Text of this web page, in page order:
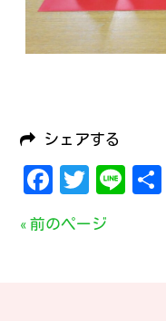
シェアする
Facebook
Twitter
Line
« 前のページ